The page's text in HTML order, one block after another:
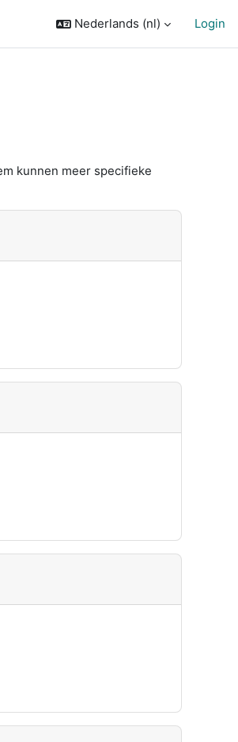
Nederlands ‎(nl)‎ Login
kunnen meer specifieke